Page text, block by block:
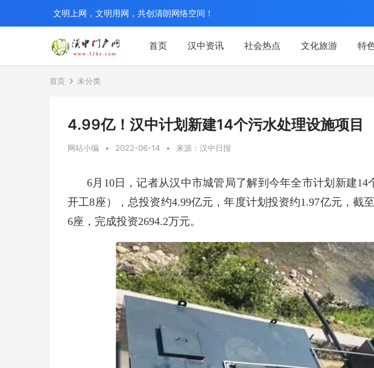
首页 汉中资讯 社会热点 文化旅游 特
文明上网，文明用网，共创清朗网络空间！
首页 未分类
4.99亿！汉中计划新建14个污水处理设施项目
网站小编 • 2022-06-14 • 来源：汉中日报
6月10日，记者从汉中市城管局了解到今年全市计划新建14
开工8座），总投资约4.99亿元，年度计划投资约1.97亿元，截
6座，完成投资2694.2万元。